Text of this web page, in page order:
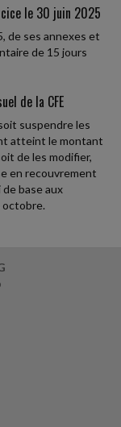
le 30 juin 2025
de ses annexes et
de 15 jours
de la CFE
suspendre les
atteint le montant
de les modifier,
en recouvrement
base aux
octobre.